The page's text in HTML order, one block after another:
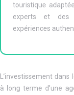
touristique
experts et des
expériences
L’investissement
à long terme d’une